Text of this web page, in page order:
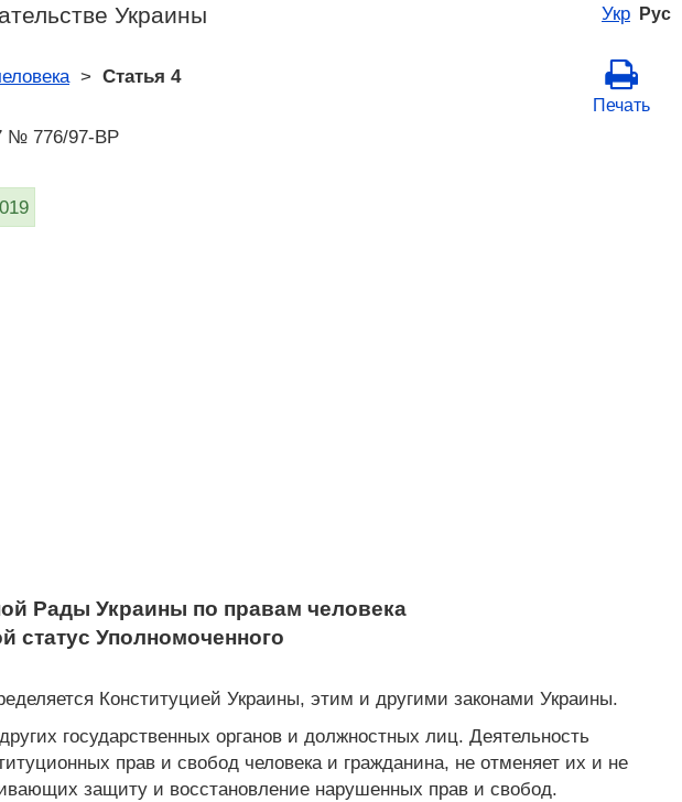
Укр Рус
Украины
> Статья 4
Печать
№ 776/97-ВР
Рады Украины по правам человека
статус Уполномоченного
Конституцией Украины, этим и другими законами Украины.
государственных органов и должностных лиц. Деятельность
прав и свобод человека и гражданина, не отменяет их и не
защиту и восстановление нарушенных прав и свобод.